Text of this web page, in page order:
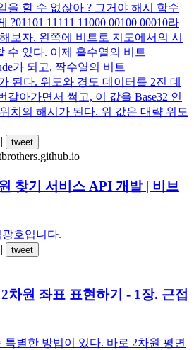
을 할 수 없잖아 ? 그거야 해시 함수
11111 11000 00100 00010라
보자. 왼쪽에 비트로 지도에서의 시
수 있다. 이제 홀수열의 비트
가 되고, 짝수열의 비트
된다. 위도와 경도 데이터를 2진 데
갈아가면서 썩고, 이 값을 Base32 인
치의 해시가 된다. 위 값은 대략 위도
|
tweet
찾기 서비스 API 개발 | 비브
호입니다.
|
tweet
차원 좌표 표현하기 - 1장. 근접
별한 방법이 있다. 바로 2차원 평면